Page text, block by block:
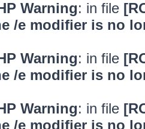
Warning: in file
/e modifier is no
Warning: in file
/e modifier is no
Warning: in file
/e modifier is no